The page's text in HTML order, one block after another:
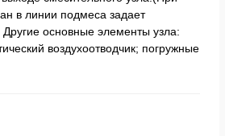
в линии подмеса задает
основные элементы узла:
воздухоотводчик; погружные